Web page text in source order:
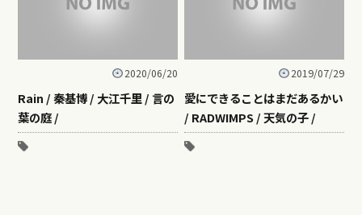
2020/06/20
Rain / 秦基博 / 大江千里 / 言の
葉の庭 /
2019/07/29
愛にできることはまだあるかい
/ RADWIMPS / 天気の子 /